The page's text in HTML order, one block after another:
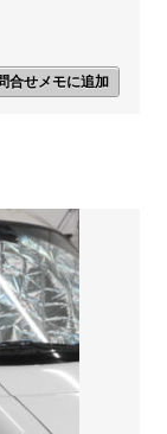
合せメモに追加